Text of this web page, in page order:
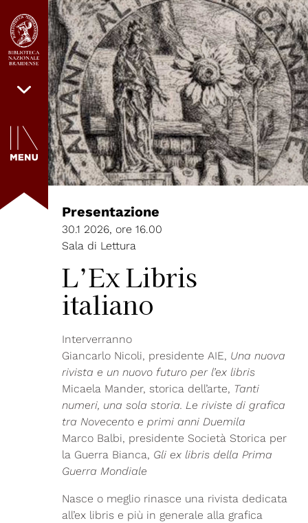
Presentazione
30.1 2026, ore 16.00
Sala di Lettura
L’Ex Libris
italiano
Interverranno
Giancarlo Nicoli, presidente AIE, Una nuova
rivista e un nuovo futuro per l’ex libris
Micaela Mander, storica dell’arte, Tanti
numeri, una sola storia. Le riviste di grafica
tra Novecento e primi anni Duemila
Marco Balbi, presidente Società Storica per
la Guerra Bianca, Gli ex libris della Prima
Guerra Mondiale
Nasce o meglio rinasce una rivista dedicata
all’ex libris e più in generale alla grafica